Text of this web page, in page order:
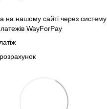
на нашому сайті через систему
WayForPay